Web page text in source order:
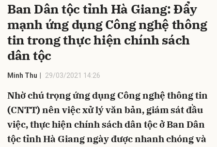
Ban Dân tộc tỉnh Hà Giang: Đẩy
mạnh ứng dụng Công nghệ thông
tin trong thực hiện chính sách
dân tộc
Minh Thu 29/03/2021 14:26
Nhờ chú trọng ứng dụng Công nghệ thông tin
(CNTT) nên việc xử lý văn bản, giám sát đầu
việc, thực hiện chính sách dân tộc ở Ban Dân
tộc tỉnh Hà Giang ngày được nhanh chóng và